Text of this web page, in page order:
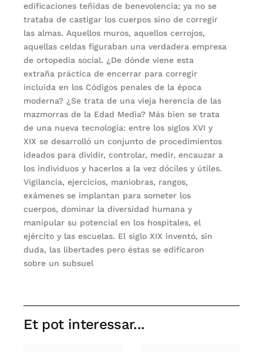
edificaciones teñidas de benevolencia; ya no se
trataba de castigar los cuerpos sino de corregir
las almas. Aquellos muros, aquellos cerrojos,
aquellas celdas figuraban una verdadera empresa
de ortopedia social. ¿De dónde viene esta
extraña práctica de encerrar para corregir
incluida en los Códigos penales de la época
moderna? ¿Se trata de una vieja herencia de las
mazmorras de la Edad Media? Más bien se trata
de una nueva tecnología: entre los siglos XVI y
XIX se desarrolló un conjunto de procedimientos
ideados para dividir, controlar, medir, encauzar a
los individuos y hacerlos a la vez dóciles y útiles.
Vigilancia, ejercicios, maniobras, rangos,
exámenes se implantan para someter los
cuerpos, dominar la diversidad humana y
manipular su potencial en los hospitales, el
ejército y las escuelas. El siglo XIX inventó, sin
duda, las libertades pero éstas se edificaron
sobre un subsuel
Et pot interessar...